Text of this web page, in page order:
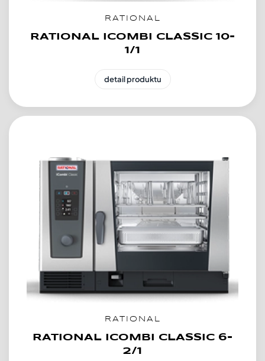
RATIONAL
RATIONAL ICOMBI CLASSIC 10-
1/1
detail produktu
RATIONAL
RATIONAL ICOMBI CLASSIC 6-
2/1